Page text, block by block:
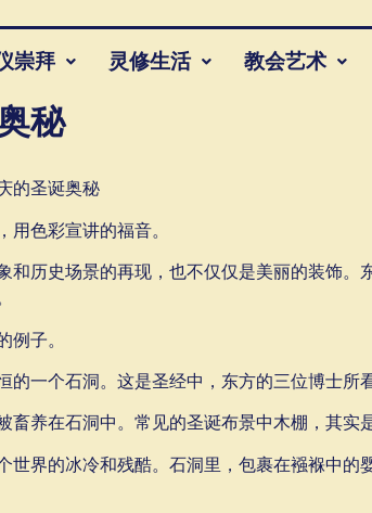
崇拜 灵修生活 教会艺术
秘
的圣诞奥秘
用色彩宣讲的福音。
和历史场景的再现，也不仅仅是美丽的装饰。
例子。
一个石洞。这是圣经中，东方的三位博士所
畜养在石洞中。常见的圣诞布景中木棚，其实
世界的冰冷和残酷。石洞里，包裹在襁褓中的